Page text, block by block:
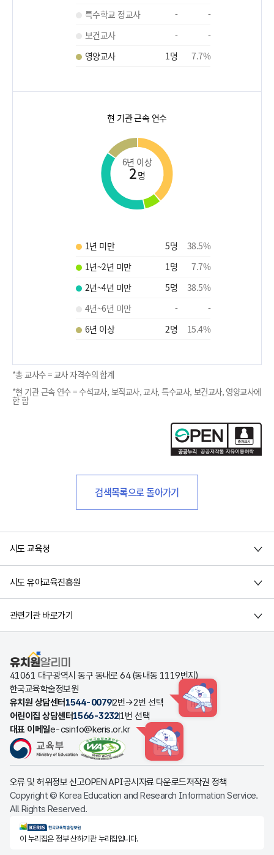
특수학교 정교사
-
-
보건교사
-
-
영양교사
1명 7.7%
현 기관 근속 연수
6년 이상
2명
1년 미만 5명 38.5%
1년~2년 미만
1명 7.7%
2년~4년 미만
5명 38.5%
4년~6년 미만
-
-
6년 이상
2명 15.4%
*총 교사수 = 교사 자격수의 합계
*현 기관 근속 연수 = 수석교사, 보직교사, 교사, 특수교사, 보건교사, 영양교사에
한 함
검색목록으로 돌아가기
시도 교육청
시도 유아교육진흥원
관련기관 바로가기
유치원알리미
41061 대구광역시 동구 동내로 64 (동내동 1119번지)
한국교육학술정보원
유치원 상담센터 1544-00792번→2번 선택 HINT
어린이집 상담센터1566-32321번 선택
대표 이메일e-csinfo@keris.or.kr
HINT
오류 및 허위정보 신고OPEN API공시자료 다운로드저작권 정책
Copyright © Korea Education and Research Information Service.
All Rights Reserved.
KERIS한국교육학술정보원
이 누리집은 정부 산하기관 누리집입니다.